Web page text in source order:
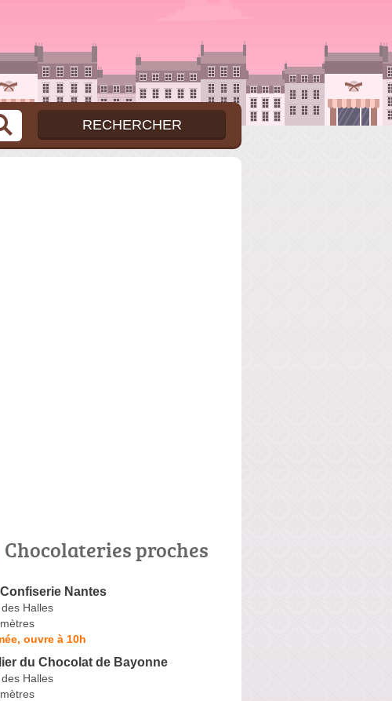
Chocolateries proches
Nantes
Halles
ouvre à 10h
du Chocolat de Bayonne
Halles